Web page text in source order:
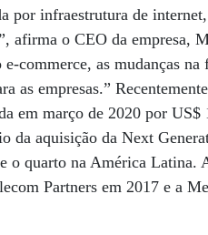
por infraestrutura de
afirma o CEO da empresa,
commerce, as mudanças
as empresas.”
em março de 2020 por
da aquisição da Next
quarto na América Latina.
Partners em 2017 e a